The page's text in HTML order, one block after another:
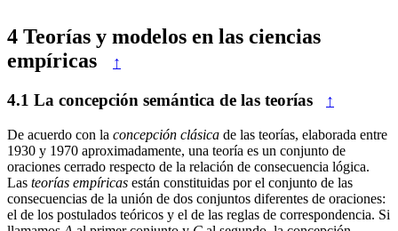
4 Teorías y modelos en las ciencias
empíricas
↑
4.1 La concepción semántica de las teorías ↑
De acuerdo con la concepción clásica de las teorías, elaborada entre
1930 y 1970 aproximadamente, una teoría es un conjunto de
oraciones cerrado respecto de la relación de consecuencia lógica.
Las teorías empíricas están constituidas por el conjunto de las
consecuencias de la unión de dos conjuntos diferentes de oraciones:
el de los postulados teóricos y el de las reglas de correspondencia. Si